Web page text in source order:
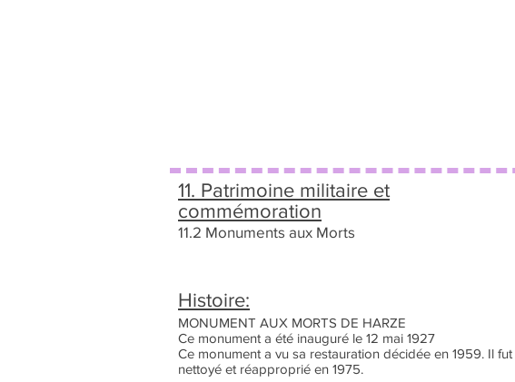
11. Patrimoine militaire et
commémoration
11.2 Monuments aux Morts
Histoire:
MONUMENT AUX MORTS DE HARZE
Ce monument a été inauguré le 12 mai 1927
Ce monument a vu sa restauration décidée en 1959. Il
nettoyé et réapproprié en 1975.